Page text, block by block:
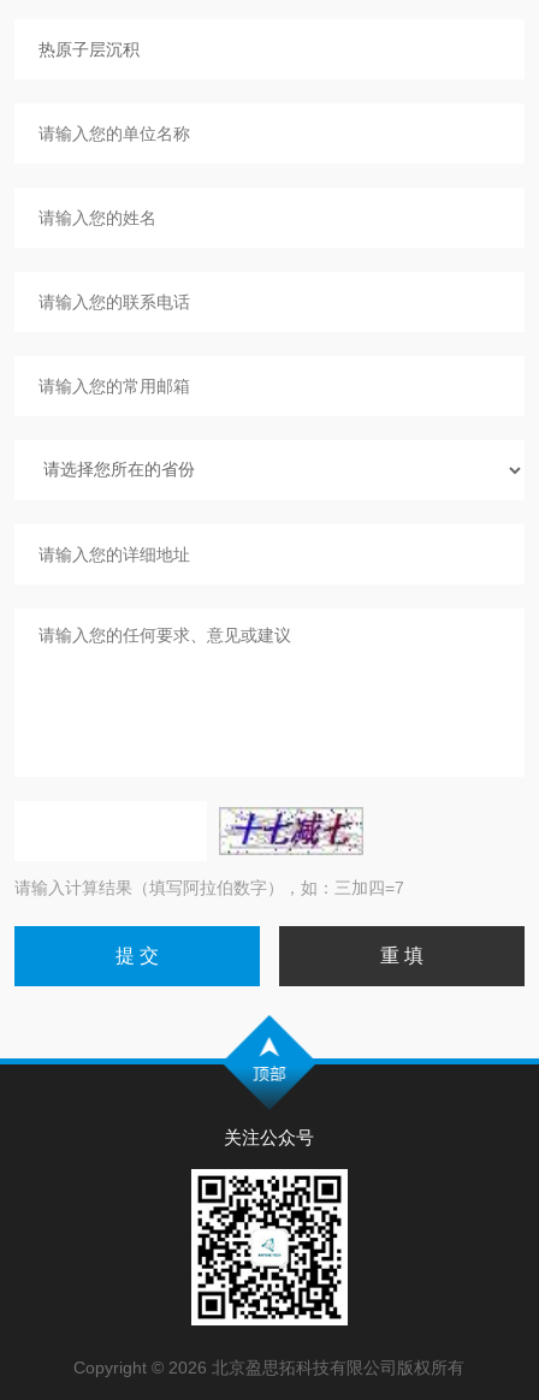
请输入计算结果（填写阿拉伯数字），如：三加四=7
关注公众号
Copyright © 2026 北京盈思拓科技有限公司版权所有